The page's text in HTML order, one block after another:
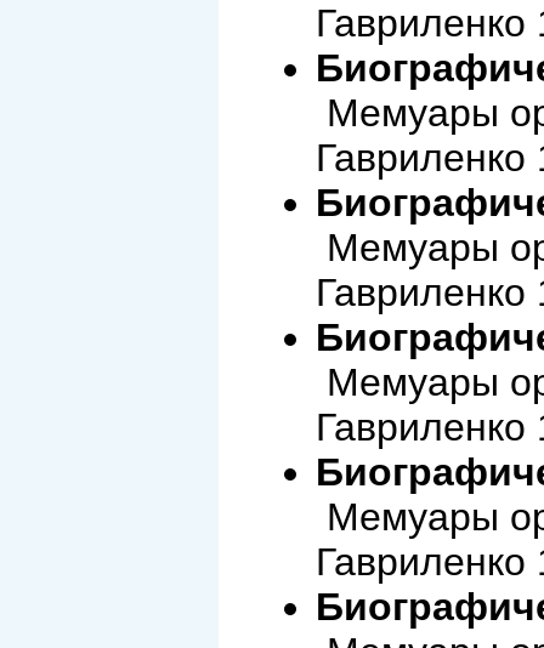
Мемуары
Мемуары
Мемуары
Мемуары